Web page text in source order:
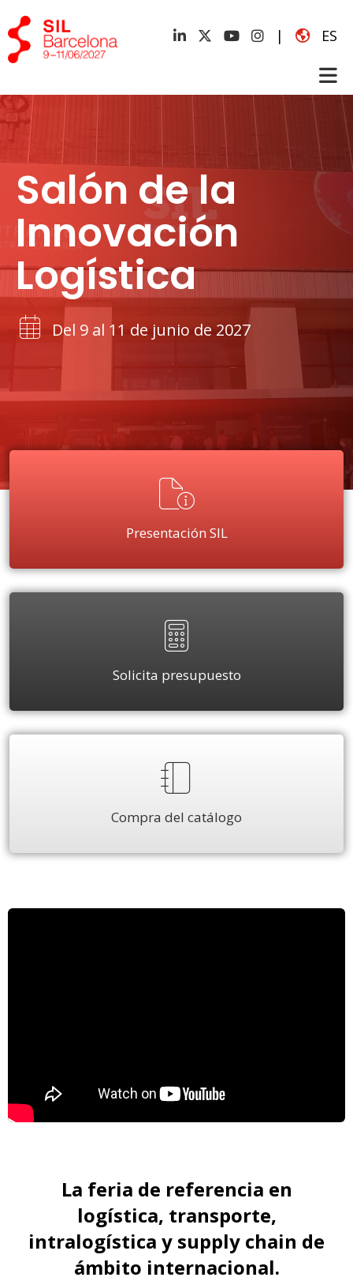
| ES
Salón de la
Innovación
Logística
Del 9 al 11 de junio de 2027
Presentación SIL
Solicita presupuesto
Compra del catálogo
La feria de referencia en
logística, transporte,
intralogística y supply chain de
ámbito internacional.